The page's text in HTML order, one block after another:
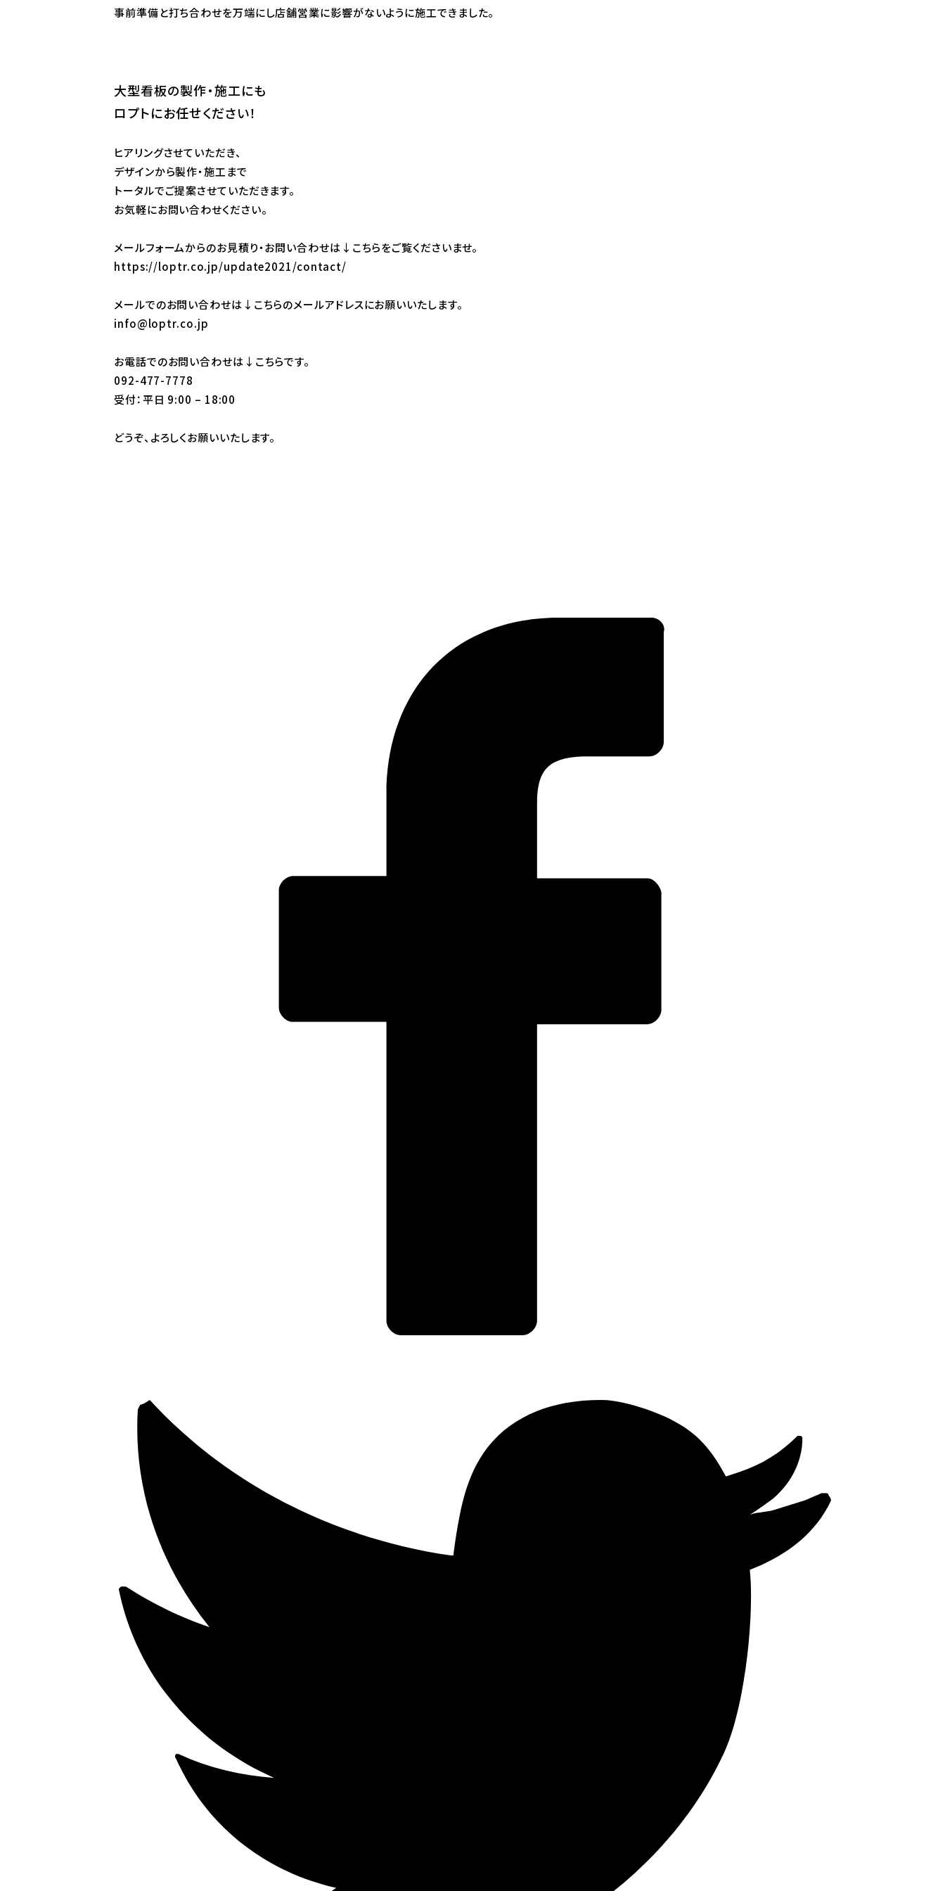
事前準備と打ち合わせを万端にし店舗営業に影響がないように施工できました。
大型看板の製作・施工にも
ロプトにお任せください！
ヒアリングさせていただき、
デザインから製作・施工まで
トータルでご提案させていただきます。
お気軽にお問い合わせください。
メールフォームからのお見積り・お問い合わせは↓こちらをご覧くださいませ。
https://loptr.co.jp/update2021/contact/
メールでのお問い合わせは↓こちらのメールアドレスにお願いいたします。
info@loptr.co.jp
お電話でのお問い合わせは↓こちらです。
092-477-7778
受付：平日 9:00 – 18:00
どうぞ、よろしくお願いいたします。